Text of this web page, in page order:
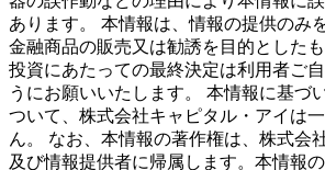
あります。 本情報は、情報の提供のみ
金融商品の販売又は勧誘を目的とした
投資にあたっての最終決定は利用者ご
うにお願いいたします。 本情報に基づ
ついて、株式会社キャピタル・アイは
ん。 なお、本情報の著作権は、株式会
及び情報提供者に帰属します。本情報